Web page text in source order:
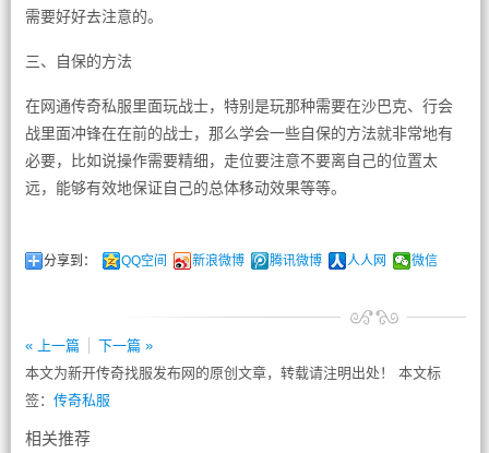
需要好好去注意的。
三、自保的方法
在网通传奇私服里面玩战士，特别是玩那种需要在沙巴克、行会
战里面冲锋在在前的战士，那么学会一些自保的方法就非常地有
必要，比如说操作需要精细，走位要注意不要离自己的位置太
远，能够有效地保证自己的总体移动效果等等。
分享到： QQ空间 新浪微博 腾讯微博 人人网 微信
« 上一篇
下一篇 »
本文为新开传奇找服发布网的原创文章，转载请注明出处！ 本文标
签： 传奇私服
相关推荐